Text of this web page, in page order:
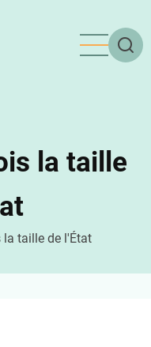
la taille
taille de l'État